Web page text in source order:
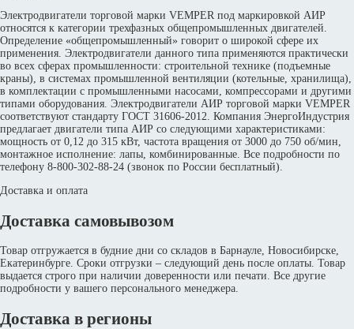
Электродвигатели торговой марки VEMPER под маркировкой АИР
относятся к категории трехфазных общепромышленных двигателей.
Определение «общепромышленный» говорит о широкой сфере их
применения. Электродвигатели данного типа применяются практически
во всех сферах промышленности: строительной технике (подъемные
краны), в системах промышленной вентиляции (котельные, хранилища),
в комплектации с промышленными насосами, компрессорами и другими
типами оборудования. Электродвигатели АИР торговой марки VEMPER
соответствуют стандарту ГОСТ 31606-2012. Компания ЭнергоИндустрия
предлагает двигатели типа АИР со следующими характеристиками:
мощность от 0,12 до 315 кВт, частота вращения от 3000 до 750 об/мин,
монтажное исполнение: лапы, комбинированные. Все подробности по
телефону 8-800-302-88-24 (звонок по России бесплатный).
Доставка и оплата
Доставка самовывозом
Товар отгружается в будние дни со складов в Барнауле, Новосибирске,
Екатеринбурге. Сроки отгрузки – следующий день после оплаты. Товар
выдается строго при наличии доверенности или печати. Все другие
подробности у вашего персонального менеджера.
Доставка в регионы